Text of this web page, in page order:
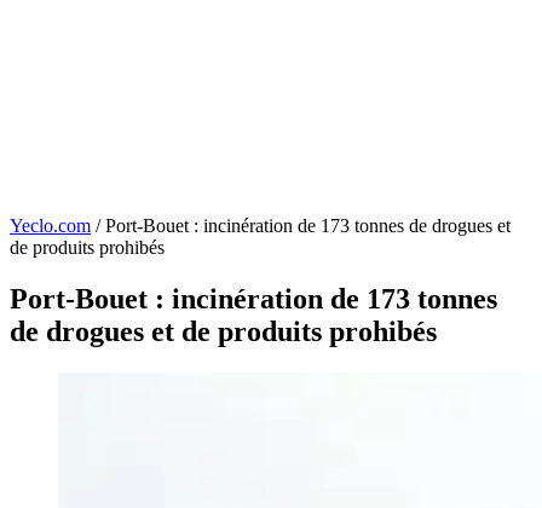
Yeclo.com / Port-Bouet : incinération de 173 tonnes de drogues et
de produits prohibés
Port-Bouet : incinération de 173 tonnes
de drogues et de produits prohibés